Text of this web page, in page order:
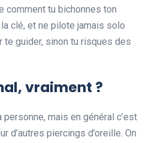
comment tu bichonnes ton
clé, et ne pilote jamais solo
te guider, sinon tu risques des
vraiment ?
personne, mais en général c’est
d’autres piercings d’oreille. On